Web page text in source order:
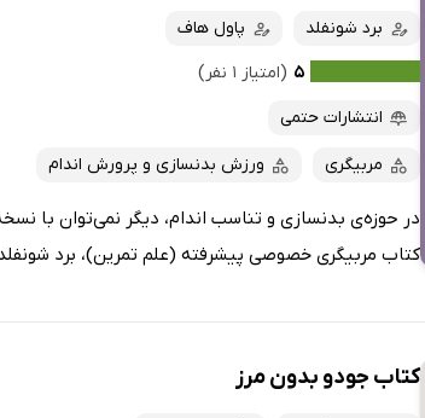
داغ‌ترین‌ها
پربحث‌ها
ارزان ترین‌ها
برد شونفلد
پاول هاف
۵ (امتیاز ۱ نفر)
انتشارات حتمی
مربیگری ورزش بدنسازی و پرورش اندام
در حوزه‌ی بدنسازی و تناسب اندام، دیگر نمی‌توان با
کتاب مربیگری خصوصی پیشرفته (علم تمرین)، برد
کتاب جودو بدون مرز